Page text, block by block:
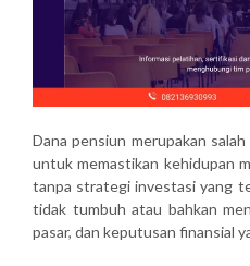
Dana pensiun merupakan
untuk memastikan kehidupan
tanpa strategi investasi yang
tidak tumbuh atau bahkan
pasar, dan keputusan finansial